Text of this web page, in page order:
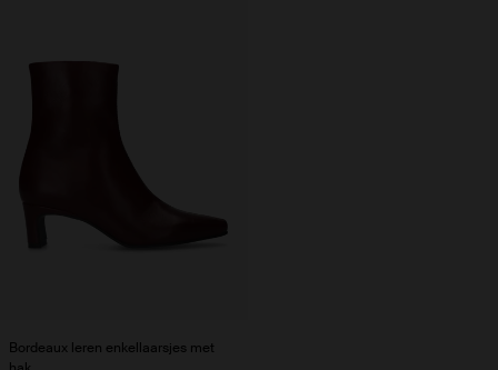
Bordeaux leren enkellaarsjes met